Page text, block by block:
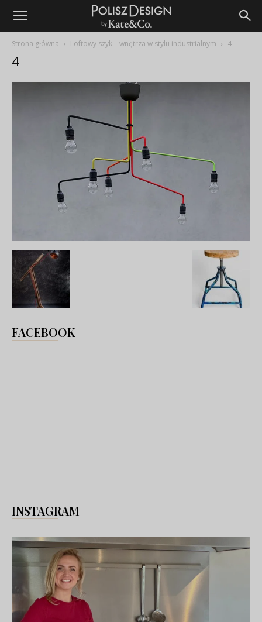
Strona główna Loftowy szyk – wnętrza w stylu industrialnym 4
4
FACEBOOK
INSTAGRAM